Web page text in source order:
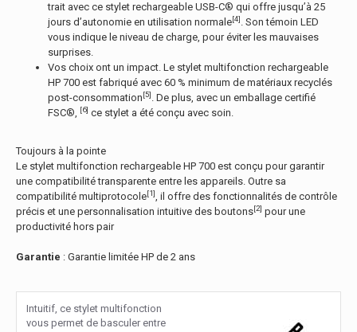
trait avec ce stylet rechargeable USB-C® qui offre jusqu’à 25
jours d’autonomie en utilisation normale[4]. Son témoin LED
vous indique le niveau de charge, pour éviter les mauvaises
surprises.
Vos choix ont un impact. Le stylet multifonction rechargeable
HP 700 est fabriqué avec 60 % minimum de matériaux recyclés
post-consommation[5]. De plus, avec un emballage certifié
FSC®, [6] ce stylet a été conçu avec soin.
Toujours à la pointe
Le stylet multifonction rechargeable HP 700 est conçu pour garantir
une compatibilité transparente entre les appareils. Outre sa
compatibilité multiprotocole[1], il offre des fonctionnalités de contrôle
précis et une personnalisation intuitive des boutons[2] pour une
productivité hors pair
Garantie : Garantie limitée HP de 2 ans
Intuitif, ce stylet multifonction
vous permet de basculer entre